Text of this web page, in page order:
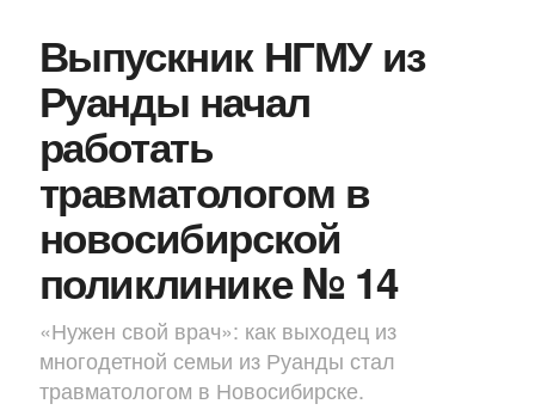
Выпускник НГМУ из
Руанды начал
работать
травматологом в
новосибирской
поликлинике № 14
«Нужен свой врач»: как выходец из
многодетной семьи из Руанды стал
травматологом в Новосибирске.